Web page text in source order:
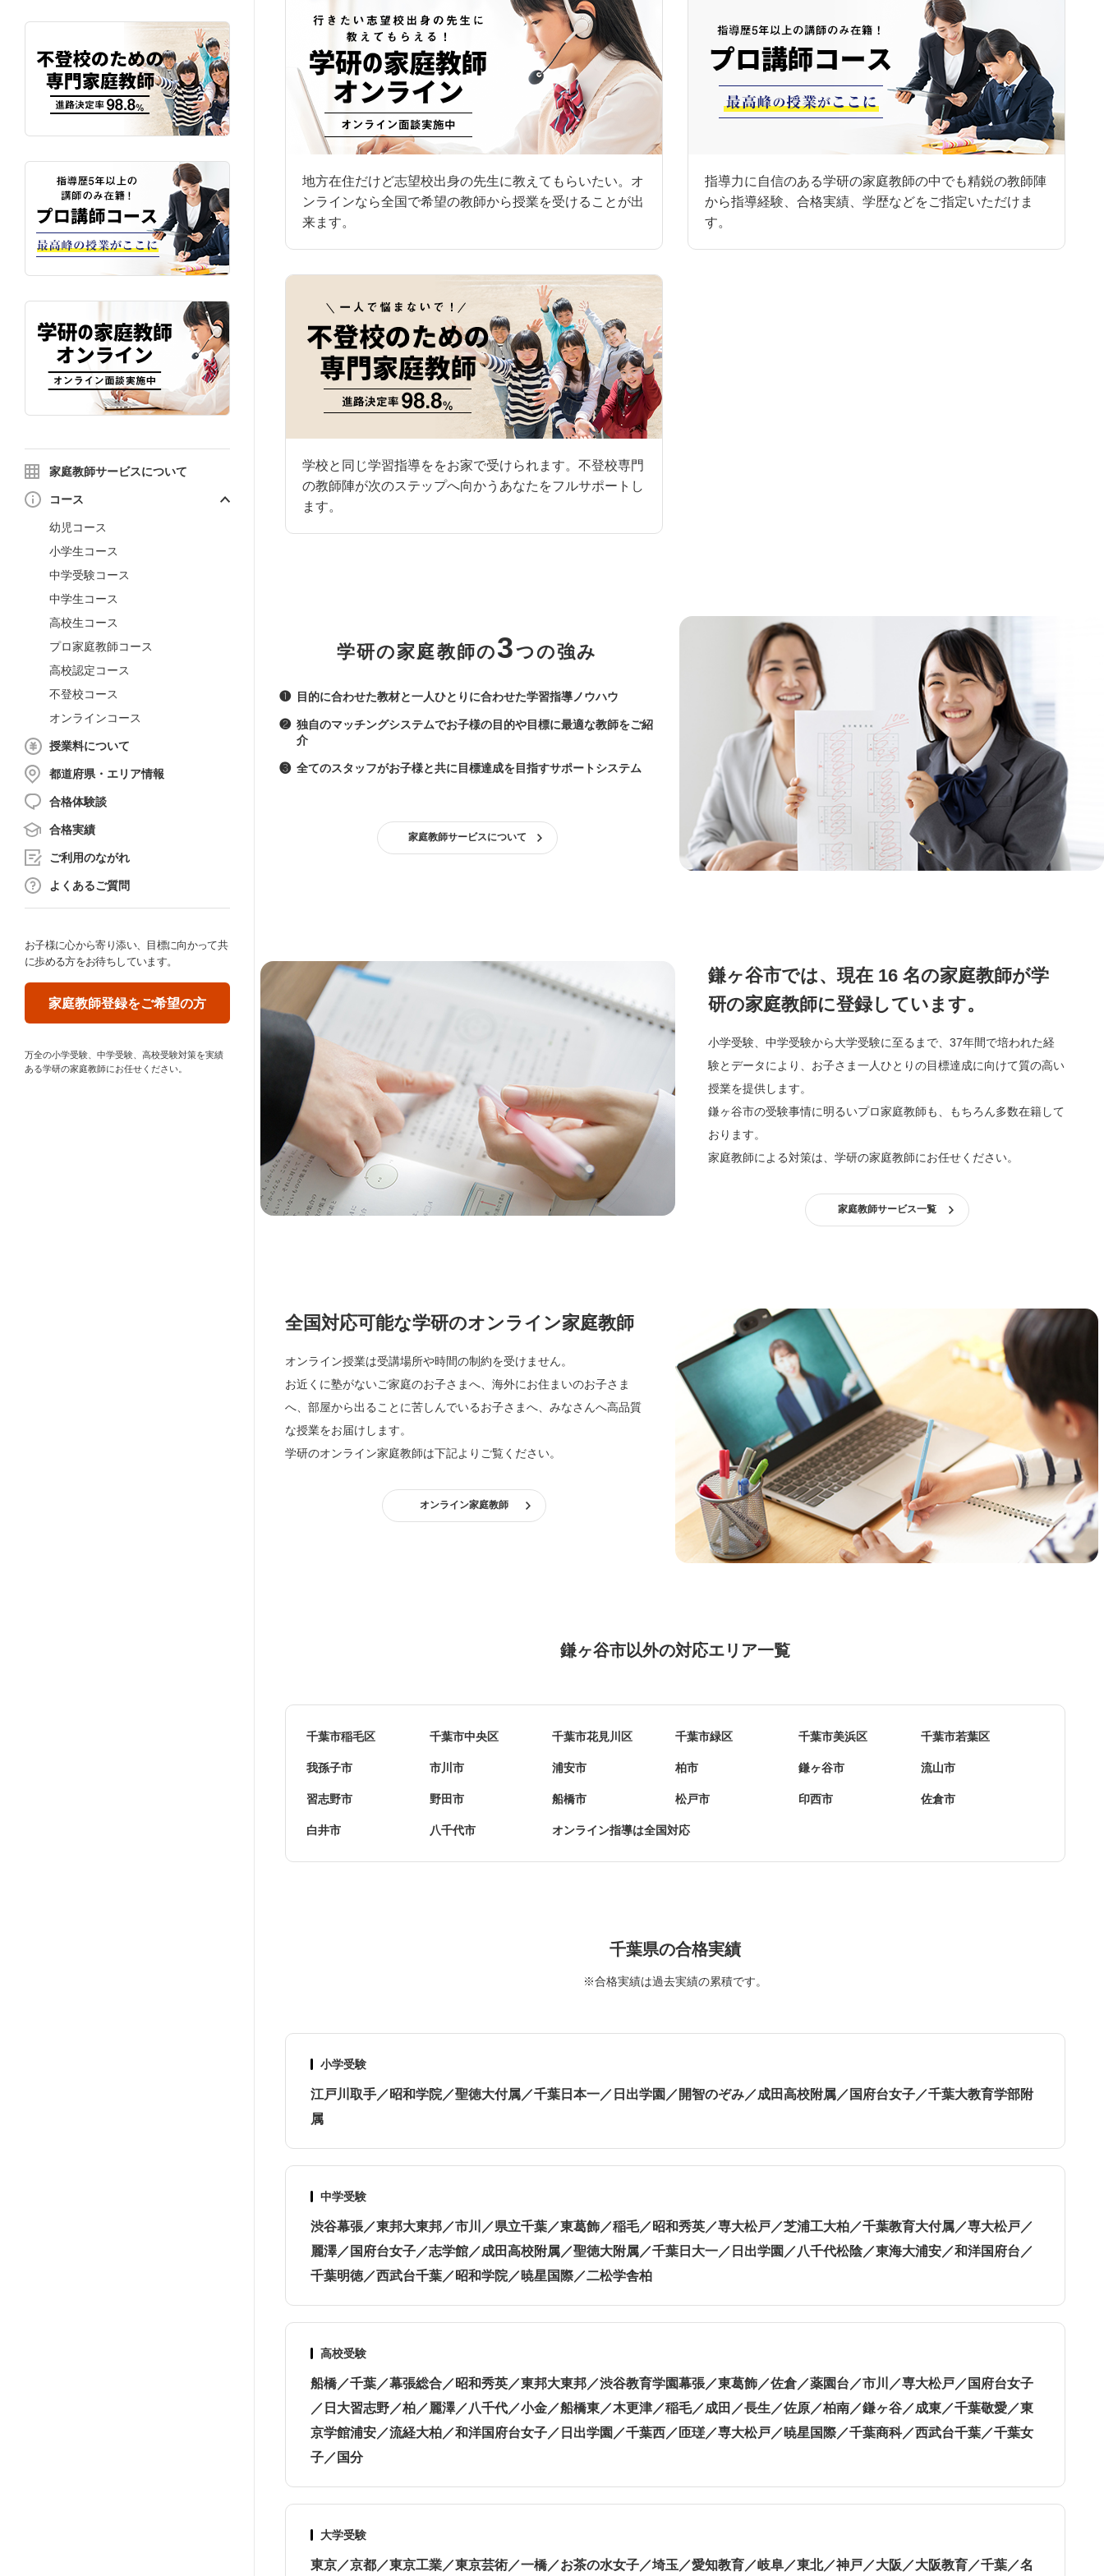
家庭教師サービスについて
コース
幼児コース
小学生コース
中学受験コース
中学生コース
高校生コース
プロ家庭教師コース
高校認定コース
不登校コース
オンラインコース
授業料について
都道府県・エリア情報
合格体験談
合格実績
ご利用のながれ
よくあるご質問
お子様に心から寄り添い、目標に向かって共
に歩める方をお待ちしています。
家庭教師登録をご希望の方
万全の小学受験、中学受験、高校受験対策を実績
ある学研の家庭教師にお任せください。
地方在住だけど志望校出身の先生に教えてもらいたい。オ
ンラインなら全国で希望の教師から授業を受けることが出
来ます。
指導力に自信のある学研の家庭教師の中でも精鋭の教師陣
から指導経験、合格実績、学歴などをご指定いただけま
す。
学校と同じ学習指導ををお家で受けられます。不登校専門
の教師陣が次のステップへ向かうあなたをフルサポートし
ます。
学研の家庭教師の3つの強み
❶ 目的に合わせた教材と一人ひとりに合わせた学習指導ノウハウ
❷ 独自のマッチングシステムでお子様の目的や目標に最適な教師をご紹
介
❸ 全てのスタッフがお子様と共に目標達成を目指すサポートシステム
家庭教師サービスについて
鎌ヶ谷市では、現在 16 名の家庭教師が学
研の家庭教師に登録しています。
小学受験、中学受験から大学受験に至るまで、37年間で培われた経
験とデータにより、お子さま一人ひとりの目標達成に向けて質の高い
授業を提供します。
鎌ヶ谷市の受験事情に明るいプロ家庭教師も、もちろん多数在籍して
おります。
家庭教師による対策は、学研の家庭教師にお任せください。
家庭教師サービス一覧
全国対応可能な学研のオンライン家庭教師
オンライン授業は受講場所や時間の制約を受けません。
お近くに塾がないご家庭のお子さまへ、海外にお住まいのお子さま
へ、部屋から出ることに苦しんでいるお子さまへ、みなさんへ高品質
な授業をお届けします。
学研のオンライン家庭教師は下記よりご覧ください。
オンライン家庭教師
鎌ヶ谷市以外の対応エリア一覧
千葉市稲毛区 千葉市中央区 千葉市花見川区 千葉市緑区 千葉市美浜区 千葉市若葉区
我孫子市 市川市 浦安市 柏市 鎌ヶ谷市 流山市
習志野市 野田市 船橋市 松戸市 印西市 佐倉市
白井市 八千代市 オンライン指導は全国対応
千葉県の合格実績
※合格実績は過去実績の累積です。
小学受験
江戸川取手／昭和学院／聖徳大付属／千葉日本一／日出学園／開智のぞみ／成田高校附属／国府台女子／千葉大教育学部附
属
中学受験
渋谷幕張／東邦大東邦／市川／県立千葉／東葛飾／稲毛／昭和秀英／専大松戸／芝浦工大柏／千葉教育大付属／専大松戸／
麗澤／国府台女子／志学館／成田高校附属／聖徳大附属／千葉日大一／日出学園／八千代松陰／東海大浦安／和洋国府台／
千葉明徳／西武台千葉／昭和学院／暁星国際／二松学舎柏
高校受験
船橋／千葉／幕張総合／昭和秀英／東邦大東邦／渋谷教育学園幕張／東葛飾／佐倉／薬園台／市川／専大松戸／国府台女子
／日大習志野／柏／麗澤／八千代／小金／船橋東／木更津／稲毛／成田／長生／佐原／柏南／鎌ヶ谷／成東／千葉敬愛／東
京学館浦安／流経大柏／和洋国府台女子／日出学園／千葉西／匝瑳／専大松戸／暁星国際／千葉商科／西武台千葉／千葉女
子／国分
大学受験
東京／京都／東京工業／東京芸術／一橋／お茶の水女子／埼玉／愛知教育／岐阜／東北／神戸／大阪／大阪教育／千葉／名